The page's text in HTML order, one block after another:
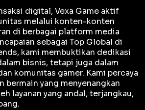
digital, Vexa Game aktif
melalui konten-konten
di berbagai platform media
sebagai Top Global di
kami membuktikan dedikasi
bisnis, tetapi juga dalam
komunitas gamer. Kami percaya
bermain yang menyenangkan
layanan yang andal, terjangkau,